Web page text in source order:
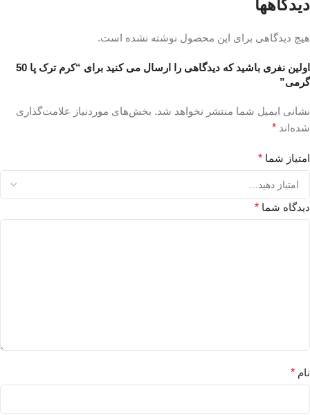
دیدگاهها
هیچ دیدگاهی برای این محصول نوشته نشده است.
اولین نفری باشید که دیدگاهی را ارسال می کنید برای “کرم ترک پا 50
گرمی”
نشانی ایمیل شما منتشر نخواهد شد. بخش‌های موردنیاز علامت‌گذاری
شده‌اند *
امتیاز شما *
دیدگاه شما *
نام *